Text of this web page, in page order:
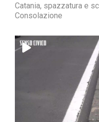
Catania, spazzatura e
Consolazione